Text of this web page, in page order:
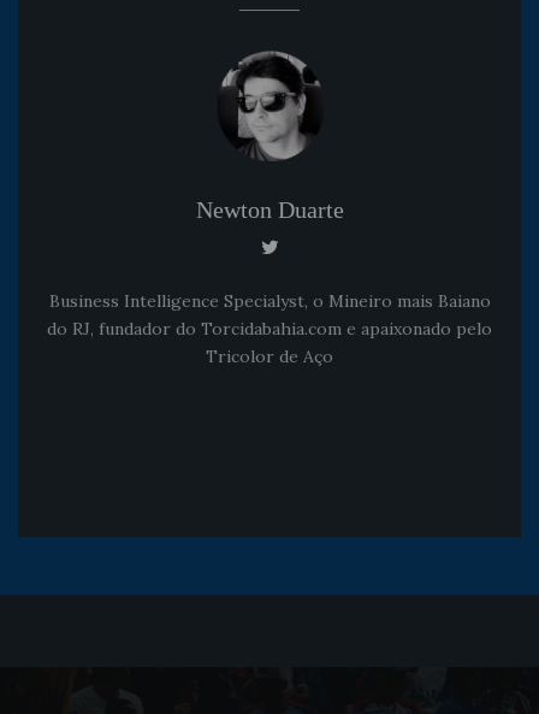
Newton Duarte
Business Intelligence Specialyst, o Mineiro mais Baiano
do RJ, fundador do Torcidabahia.com e apaixonado pelo
Tricolor de Aço